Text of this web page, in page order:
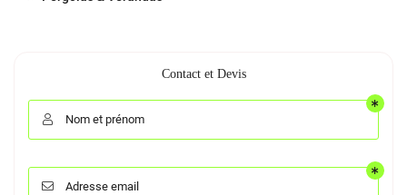
Contact et Devis
 Nom et prénom
 Adresse email